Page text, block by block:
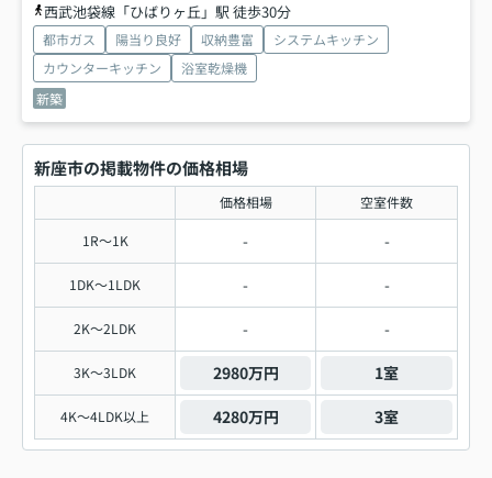
西武池袋線「ひばりヶ丘」駅 徒歩30分
都市ガス 陽当り良好 収納豊富
システムキッチン
カウンターキッチン
浴室乾燥機
新築
新座市の掲載物件の価格相場
価格相場 空室件数
1R～1K - -
1DK～1LDK - -
2K～2LDK - -
3K～3LDK 2980万円 1室
4K～4LDK以上 4280万円 3室